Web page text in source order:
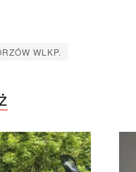
WLKP.